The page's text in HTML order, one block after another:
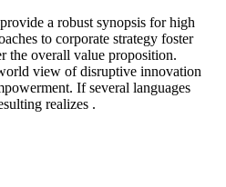
a robust synopsis for high
to corporate strategy foster
the overall value proposition.
view of disruptive innovation
If several languages
realizes .